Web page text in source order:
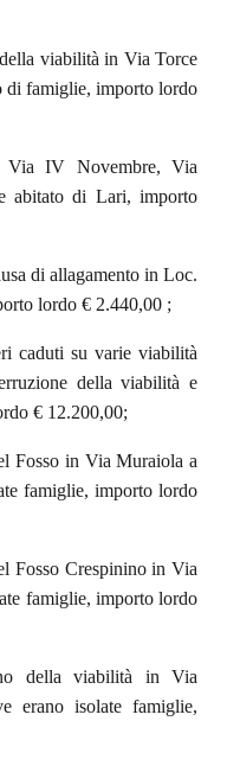
viabilità in Via Torce
di famiglie, importo lordo
IV Novembre, Via
abitato di Lari, importo
di allagamento in Loc.
lordo € 2.440,00 ;
caduti su varie viabilità
della viabilità e
€ 12.200,00;
Fosso in Via Muraiola a
famiglie, importo lordo
Fosso Crespinino in Via
famiglie, importo lordo
della viabilità in Via
erano isolate famiglie,